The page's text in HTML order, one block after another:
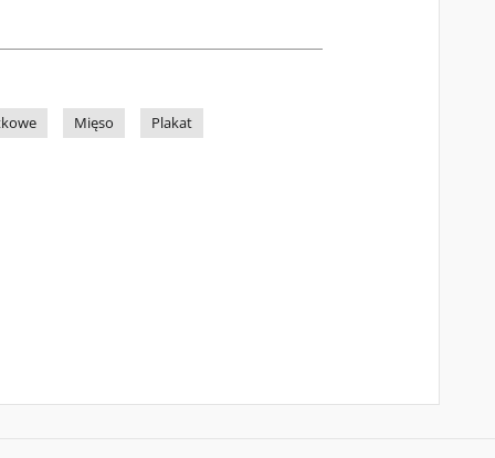
Mięso Plakat